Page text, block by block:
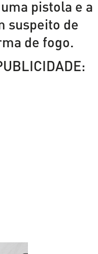
pistola e a
suspeito de
de fogo.